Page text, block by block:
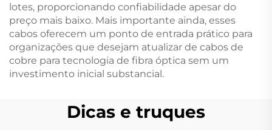
lotes, proporcionando confiabilidade apesar do
preço mais baixo. Mais importante ainda, esses
cabos oferecem um ponto de entrada prático para
organizações que desejam atualizar de cabos de
cobre para tecnologia de fibra óptica sem um
investimento inicial substancial.
Dicas e truques